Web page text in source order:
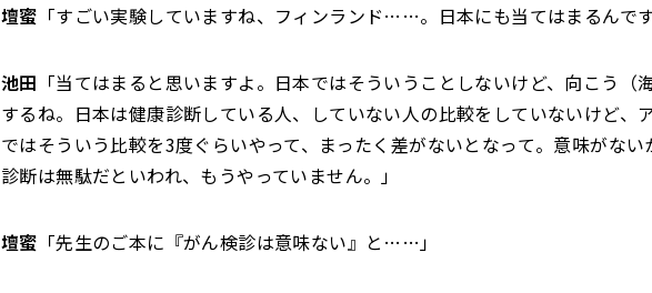
壇蜜 「すごい実験していますね、フィンランド……。日本にも当てはまるんです
池田 「当てはまると思いますよ。日本ではそういうことしないけど、向こう（
するね。日本は健康診断している人、していない人の比較をしていないけど、
ではそういう比較を3度ぐらいやって、まったく差がないとなって。意味がない
診断は無駄だといわれ、もうやっていません。」
壇蜜 「先生のご本に『がん検診は意味ない』と……」